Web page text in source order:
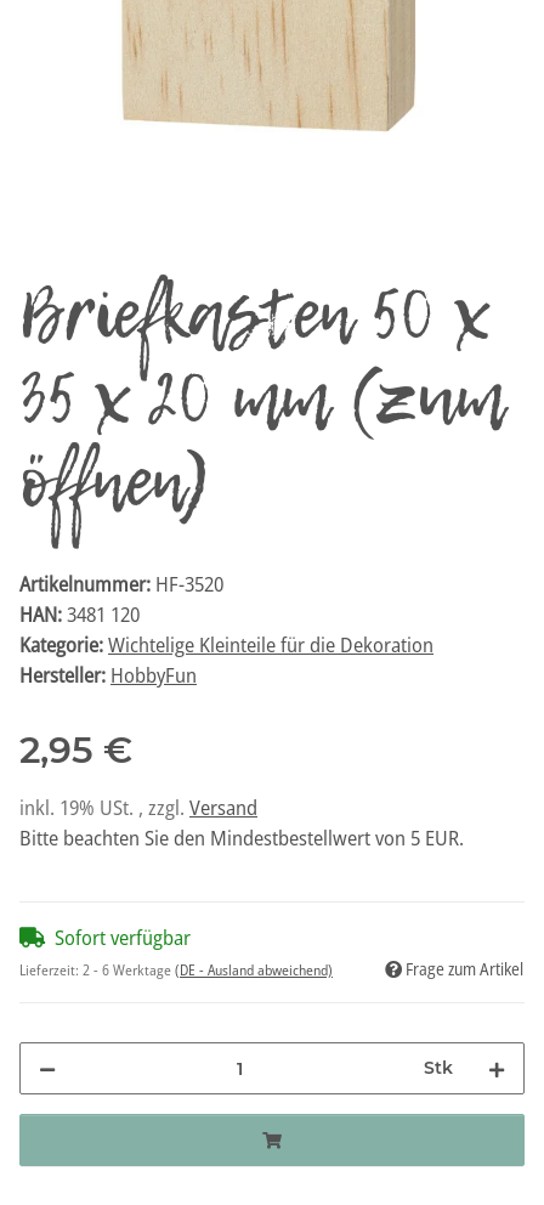
Briefkasten 50 x
35 x 20 mm (zum
öffnen)
Artikelnummer: HF-3520
HAN:3481 120
Kategorie:Wichtelige Kleinteile für die Dekoration
Hersteller: HobbyFun
2,95 €
inkl. 19% USt. , zzgl. Versand
Bitte beachten Sie den Mindestbestellwert von 5 EUR.
Sofort verfügbar
Lieferzeit: 2 - 6 Werktage(DE - Ausland abweichend) Frage zum Artikel
Stk